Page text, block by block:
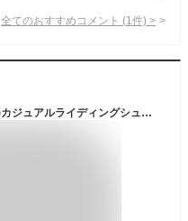
全てのおすすめコメント (1 件) >
バイク用 シューズSCOYCO(スコイコ)カジュアルライディングシューズ MT054スニーカー 街乗り 人工皮革 蒸れにくい 黒 ブラック